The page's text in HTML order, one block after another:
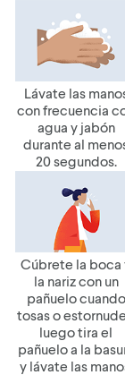
Lávate las
con frecuencia
agua y jabón
durante al
20 segundos.
Cúbrete la boca
la nariz con un
pañuelo cuando
tosas o
luego tira el
pañuelo a la
y lávate las